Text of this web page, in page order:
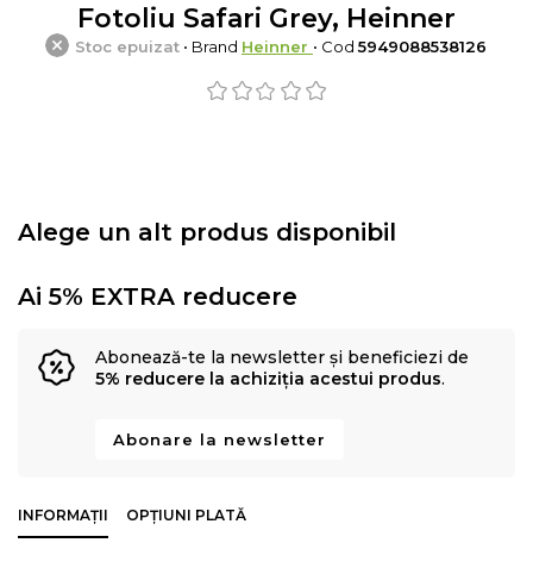
Fotoliu Safari Grey, Heinner
Stoc epuizat • Brand Heinner • Cod5949088538126
Alege un alt produs disponibil
Ai 5% EXTRA reducere
Abonează-te la newsletter și beneficiezi de
5% reducere la achiziția acestui produs.
Abonare la newsletter
INFORMAȚII OPȚIUNI PLATĂ